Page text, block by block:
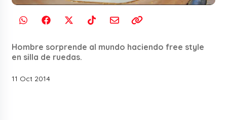
Hombre sorprende al mundo haciendo free style
en silla de ruedas.
11 Oct 2014